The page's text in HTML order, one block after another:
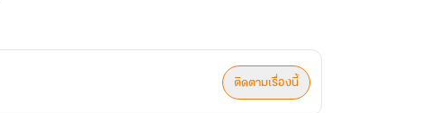
ติดตามเรื่องนี้